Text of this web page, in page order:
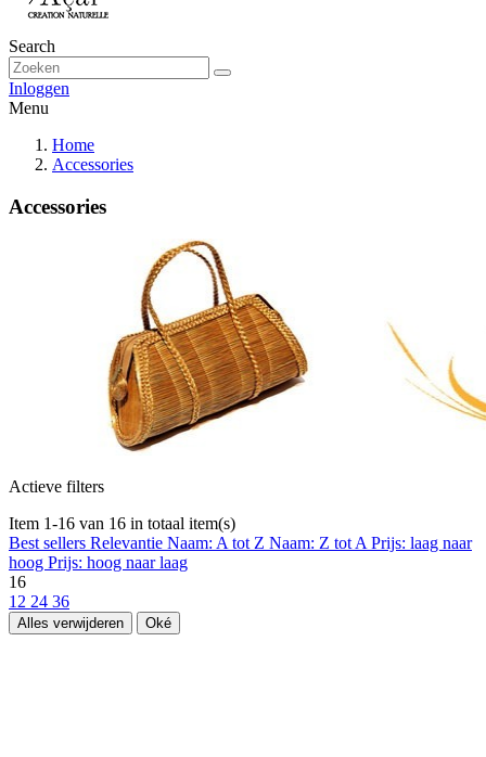
Search
Inloggen
Menu
Home
Accessories
Accessories
Actieve filters
Item 1-16 van 16 in totaal item(s)
Best sellers Relevantie Naam: A tot Z Naam: Z tot APrijs: laag naar
hoog Prijs: hoog naar laag
16
12 24 36
Alles verwijderen Oké